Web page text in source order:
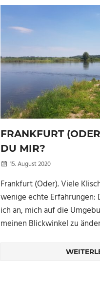
FRANKFURT
DU MIR?
15. August 2020
Frankfurt (Oder). Viele
wenige echte Erfahrungen:
ich an, mich auf die
meinen Blickwinkel zu